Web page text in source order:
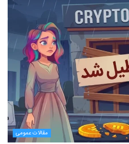
مقالات عمومی